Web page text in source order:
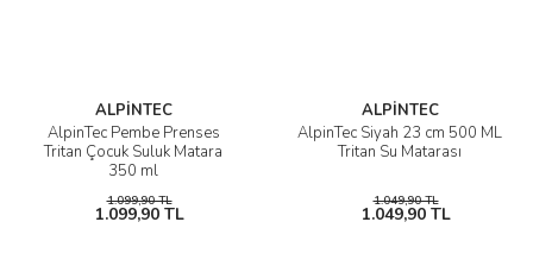
ALPİNTEC
AlpinTec Pembe Prenses
Tritan Çocuk Suluk Matara
350 ml
1.099,90 TL
1.099,90 TL
ALPİNTEC
AlpinTec Siyah 23 cm 500 ML
Tritan Su Matarası
1.049,90 TL
1.049,90 TL